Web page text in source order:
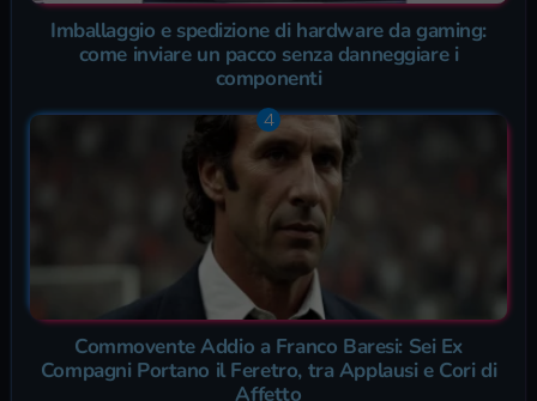
Imballaggio e spedizione di hardware da gaming:
come inviare un pacco senza danneggiare i
componenti
Commovente Addio a Franco Baresi: Sei Ex
Compagni Portano il Feretro, tra Applausi e Cori di
Affetto